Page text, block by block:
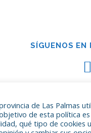
SÍGUENOS EN
de Las Palmas
de esta política
qué tipo de cookies